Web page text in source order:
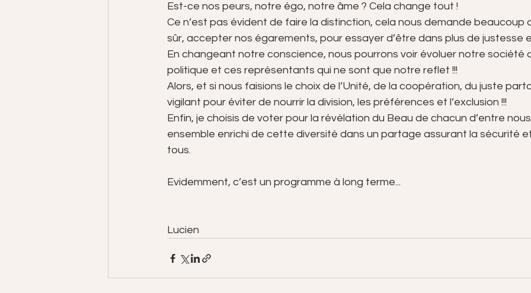
Est-ce nos peurs, notre égo, notre âme ? Cela change tout !
Ce n’est pas évident de faire la distinction, cela nous demande beaucoup
sûr, accepter nos égarements, pour essayer d’être dans plus de justesse
En changeant notre conscience, nous pourrons voir évoluer notre société
politique et ces représentants qui ne sont que notre reflet !!!
Alors, et si nous faisions le choix de l’Unité, de la coopération, du juste
vigilant pour éviter de nourrir la division, les préférences et l’exclusion !!!
Enfin, je choisis de voter pour la révélation du Beau de chacun d’entre
ensemble enrichi de cette diversité dans un partage assurant la sécurité
tous.
Evidemment, c’est un programme à long terme...
Lucien